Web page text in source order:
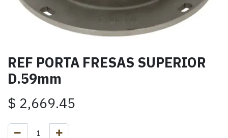
REF PORTA FRESAS SUPERIOR
D.59mm
$ 2,669.45